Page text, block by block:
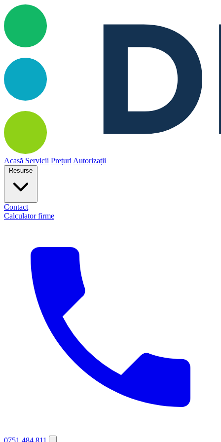
Acasă Servicii Prețuri Autorizații
Resurse
Contact
Calculator firme
0751 484 811